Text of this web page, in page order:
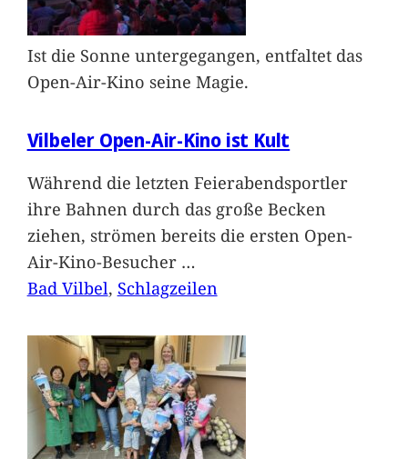
Ist die Sonne untergegangen, entfaltet das
Open-Air-Kino seine Magie.
Vilbeler Open-Air-Kino ist Kult
Während die letzten Feierabendsportler
ihre Bahnen durch das große Becken
ziehen, strömen bereits die ersten Open-
Air-Kino-Besucher …
Bad Vilbel, Schlagzeilen